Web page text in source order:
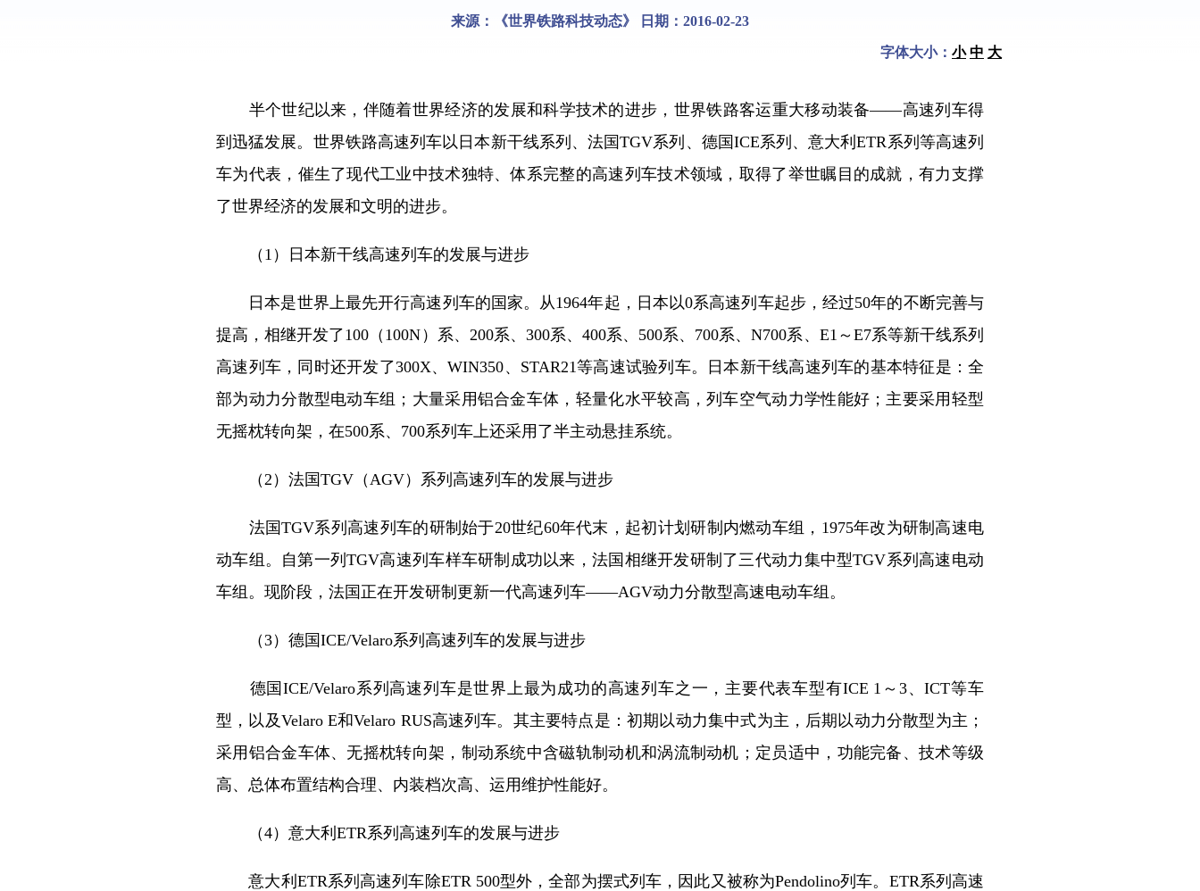
来源：《世界铁路科技动态》 日期：2016-02-23
字体大小： 小 中 大
半个世纪以来，伴随着世界经济的发展和科学技术的进步，世界铁路客运重大移动装备——高速列车得
到迅猛发展。世界铁路高速列车以日本新干线系列、法国TGV系列、德国ICE系列、意大利ETR系列等高速列
车为代表，催生了现代工业中技术独特、体系完整的高速列车技术领域，取得了举世瞩目的成就，有力支撑
了世界经济的发展和文明的进步。
（1）日本新干线高速列车的发展与进步
日本是世界上最先开行高速列车的国家。从1964年起，日本以0系高速列车起步，经过50年的不断完善与
提高，相继开发了100（100N）系、200系、300系、400系、500系、700系、N700系、E1～E7系等新干线系列
高速列车，同时还开发了300X、WIN350、STAR21等高速试验列车。日本新干线高速列车的基本特征是：全
部为动力分散型电动车组；大量采用铝合金车体，轻量化水平较高，列车空气动力学性能好；主要采用轻型
无摇枕转向架，在500系、700系列车上还采用了半主动悬挂系统。
（2）法国TGV（AGV）系列高速列车的发展与进步
法国TGV系列高速列车的研制始于20世纪60年代末，起初计划研制内燃动车组，1975年改为研制高速电
动车组。自第一列TGV高速列车样车研制成功以来，法国相继开发研制了三代动力集中型TGV系列高速电动
车组。现阶段，法国正在开发研制更新一代高速列车——AGV动力分散型高速电动车组。
（3）德国ICE/Velaro系列高速列车的发展与进步
德国ICE/Velaro系列高速列车是世界上最为成功的高速列车之一，主要代表车型有ICE 1～3、ICT等车
型，以及Velaro E和Velaro RUS高速列车。其主要特点是：初期以动力集中式为主，后期以动力分散型为主；
采用铝合金车体、无摇枕转向架，制动系统中含磁轨制动机和涡流制动机；定员适中，功能完备、技术等级
高、总体布置结构合理、内装档次高、运用维护性能好。
（4）意大利ETR系列高速列车的发展与进步
意大利ETR系列高速列车除ETR 500型外，全部为摆式列车，因此又被称为Pendolino列车。ETR系列高速